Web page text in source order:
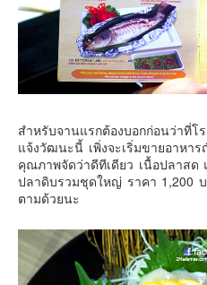
สำหรับจานแรกต้องบอกก่อนว่าที่โ
แจ้งวัฒนะนี้ เพิ่งจะเริ่มขายอาห
คุณภาพจัดว่าดีทีเดียว เนื้อปลาส
ปลาดิบรวมชุดใหญ่ ราคา 1,200
ตามด้วยนะ